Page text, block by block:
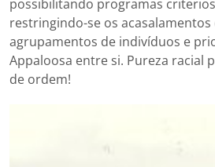
possibilitando programas
restringindo-se os acasalamentos
agrupamentos de indivíduos e
Appaloosa entre si. Pureza racial
de ordem!